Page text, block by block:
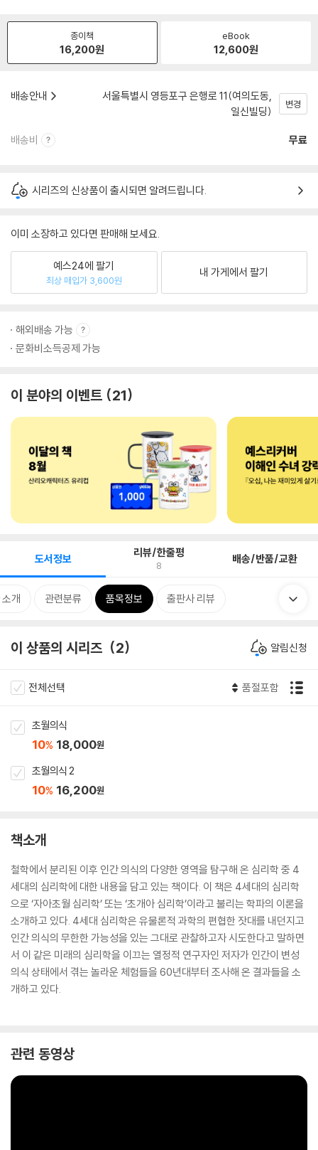
종이책
16,200원
eBook
12,600원
배송안내
서울특별시 영등포구 은행로 11(여의도동,
일신빌딩)
변경
배송비 무료
시리즈의 신상품이 출시되면 알려드립니다.
이미 소장하고 있다면 판매해 보세요.
예스24에 팔기
최상 매입가 3,600원
내 가게에서 팔기
해외배송 가능
문화비소득공제 가능
이 분야의 이벤트 21
도서정보 리뷰/한줄평
8 배송/반품/교환
개 관련분류 품목정보 출판사 리뷰
이 상품의 시리즈 2 알림신청
전체선택 품절포함
초월의식
10% 18,000원
초월의식 2
10% 16,200원
책소개
철학에서 분리된 이후 인간 의식의 다양한 영역을 탐구해 온 심리학 중 4
세대의 심리학에 대한 내용을 담고 있는 책이다. 이 책은 4세대의 심리학
으로 ‘자아초월 심리학’ 또는 ‘초개아 심리학’이라고 불리는 학파의 이론을
소개하고 있다. 4세대 심리학은 유물론적 과학의 편협한 잣대를 내던지고
인간 의식의 무한한 가능성을 있는 그대로 관찰하고자 시도한다고 말하면
서 이 같은 미래의 심리학을 이끄는 열정적 연구자인 저자가 인간이 변성
의식 상태에서 겪는 놀라운 체험들을 60년대부터 조사해 온 결과들을 소
개하고 있다.
관련 동영상